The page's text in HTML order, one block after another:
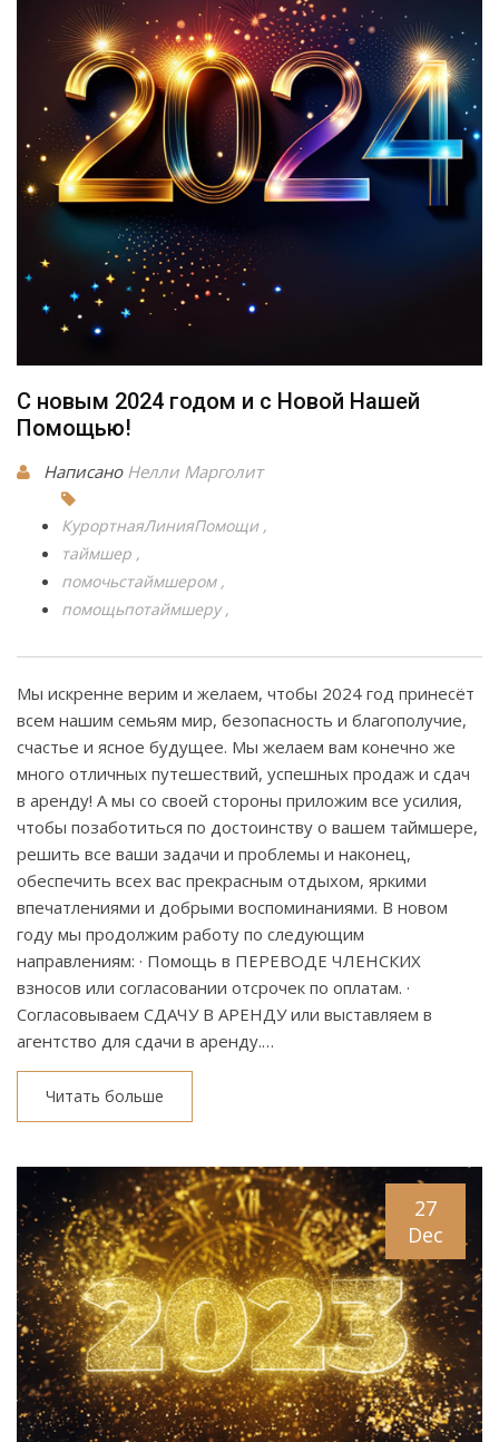
C новым 2024 годом и с Новой Нашей
Помощью!
Написано Нелли Марголит
КурортнаяЛинияПомощи
таймшер
помочьстаймшером
помощьпотаймшеру
Мы искренне верим и желаем, чтобы 2024 год принесёт
всем нашим семьям мир, безопасность и благополучие,
счастье и ясное будущее. Мы желаем вам конечно же
много отличных путешествий, успешных продаж и сдач
в аренду! А мы со своей стороны приложим все усилия,
чтобы позаботиться по достоинству о вашем таймшере,
решить все ваши задачи и проблемы и наконец,
обеспечить всех вас прекрасным отдыхом, яркими
впечатлениями и добрыми воспоминаниями. В новом
году мы продолжим работу по следующим
направлениям: · Помощь в ПЕРЕВОДЕ ЧЛЕНСКИХ
взносов или согласовании отсрочек по оплатам. ·
Согласовываем СДАЧУ В АРЕНДУ или выставляем в
агентство для сдачи в аренду.…
Читать больше
27
Dec